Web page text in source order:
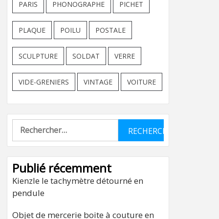
PARIS PHONOGRAPHE PICHET
PLAQUE POILU POSTALE
SCULPTURE SOLDAT VERRE
VIDE-GRENIERS VINTAGE VOITURE
Rechercher :
Publié récemment
Kienzle le tachymètre détourné en
pendule
Objet de mercerie boite à couture en